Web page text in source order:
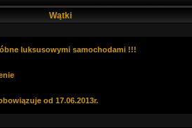
Wątki
luksusowymi samochodami !!!
od 17.06.2013r.